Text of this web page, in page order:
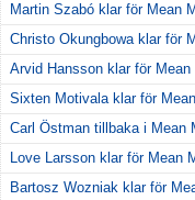
Martin Szabó klar för Mean
Christo Okungbowa klar för
Arvid Hansson klar för Mean
Sixten Motivala klar för
Carl Östman tillbaka i Mean
Love Larsson klar för Mean
Bartosz Wozniak klar för